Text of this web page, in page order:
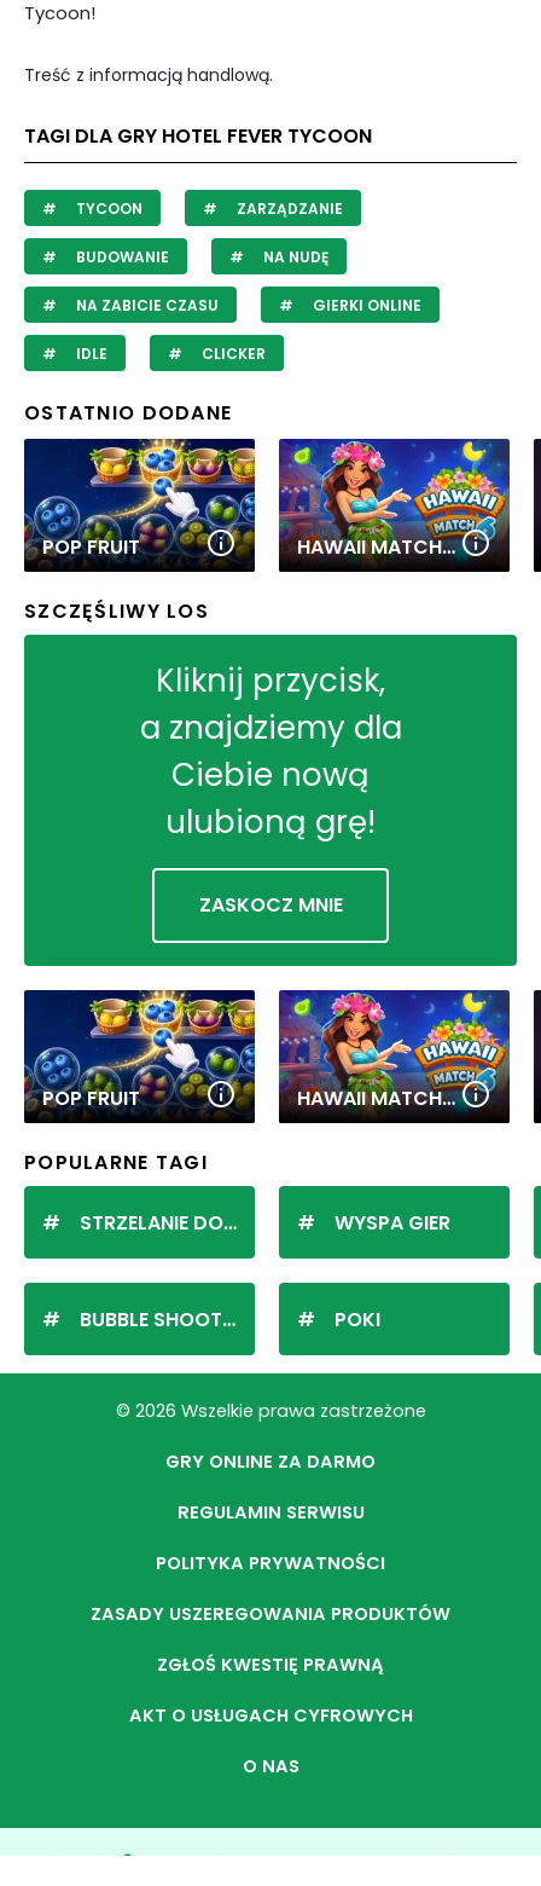
Tycoon!
Treść z informacją handlową.
TAGI DLA GRY HOTEL FEVER TYCOON
TYCOON ZARZĄDZANIE
BUDOWANIE NA NUDĘ
NA ZABICIE CZASU GIERKI ONLINE
IDLE CLICKER
OSTATNIO DODANE
POP FRUIT HAWAII MATCH 6
SZCZĘŚLIWY LOS
Kliknij przycisk,
a znajdziemy dla
Ciebie nową
ulubioną grę!
ZASKOCZ MNIE
POP FRUIT HAWAII MATCH 6
POPULARNE TAGI
STRZELANIE DO KULEK
BUBBLE SHOOTER
WYSPA GIER
POKI
© 2026 Wszelkie prawa zastrzeżone
GRY ONLINE ZA DARMO
REGULAMIN SERWISU
POLITYKA PRYWATNOŚCI
ZASADY USZEREGOWANIA PRODUKTÓW
ZGŁOŚ KWESTIĘ PRAWNĄ
AKT O USŁUGACH CYFROWYCH
O NAS